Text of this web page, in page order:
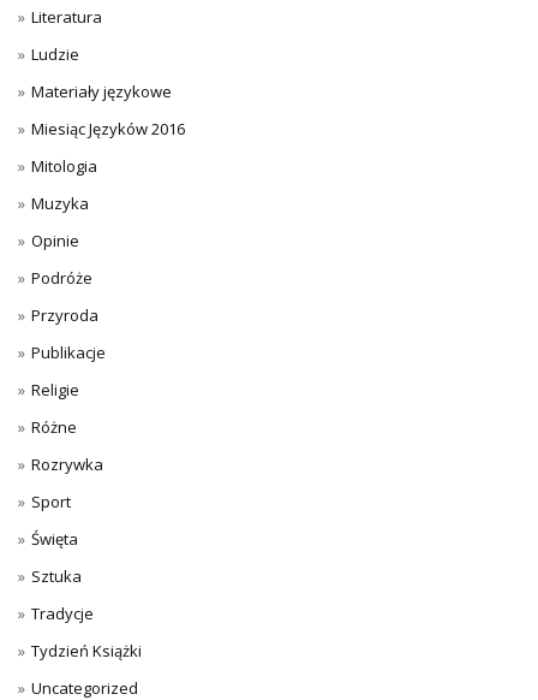
Literatura
Ludzie
Materiały językowe
Miesiąc Języków 2016
Mitologia
Muzyka
Opinie
Podróże
Przyroda
Publikacje
Religie
Różne
Rozrywka
Sport
Święta
Sztuka
Tradycje
Tydzień Książki
Uncategorized